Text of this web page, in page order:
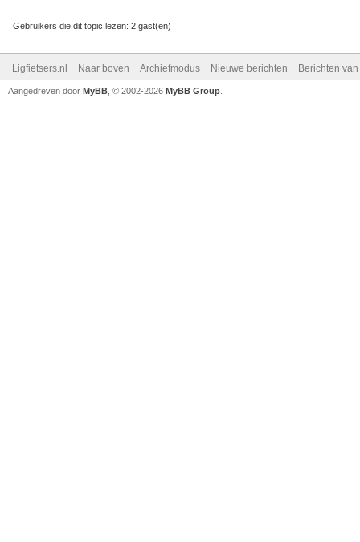
Gebruikers die dit topic lezen: 2 gast(en)
Ligfietsers.nl Naar boven Archiefmodus Nieuwe berichten Berichten
Aangedreven door MyBB , © 2002-2026 MyBB Group